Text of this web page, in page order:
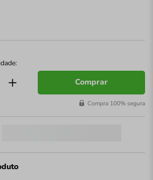
Comprar
Compra 100% segura